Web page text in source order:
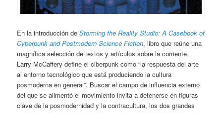
En la introducción deStorming the Reality Studio: A Casebook of
Cyberpunk and Postmodern Science Fiction, libro que reúne una
magnífica selección de textos y artículos sobre la corriente,
Larry McCaffery define el ciberpunk como “la respuesta del arte
al entorno tecnológico que está produciendo la cultura
posmoderna en general”. Buscar el campo de influencia externo
del que se alimentó el movimiento invita a detenerse en figuras
clave de la posmodernidad y la contracultura, los dos grandes